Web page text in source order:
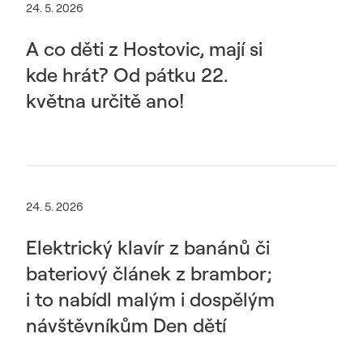
24. 5. 2026
A co děti z Hostovic, mají si
kde hrát? Od pátku 22.
května určitě ano!
24. 5. 2026
Elektrický klavír z banánů či
bateriový článek z brambor;
i to nabídl malým i dospělým
návštěvníkům Den dětí